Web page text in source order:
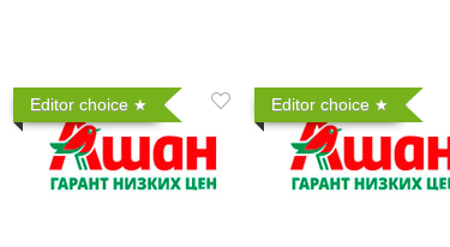
Editor choice Editor choice